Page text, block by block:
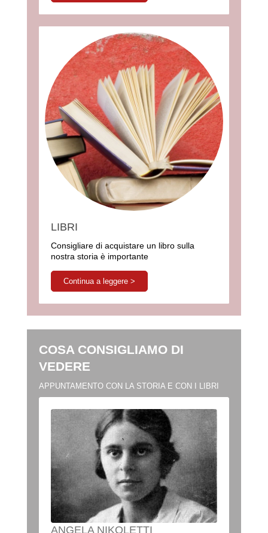
LIBRI
Consigliare di acquistare un libro sulla
nostra storia è importante
Continua a leggere >
COSA CONSIGLIAMO DI
VEDERE
APPUNTAMENTO CON LA STORIA E CON I LIBRI
ANGELA NIKOLETTI